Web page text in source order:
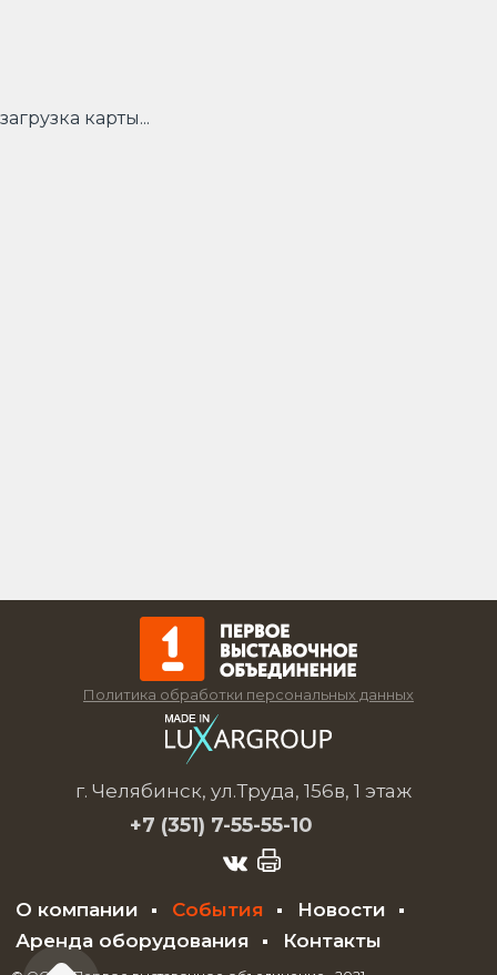
загрузка карты...
Политика обработки персональных данных
г. Челябинск, ул.Труда, 156в, 1 этаж
+7 (351) 7-55-55-10
О компании События
Новости
Аренда оборудования
Контакты